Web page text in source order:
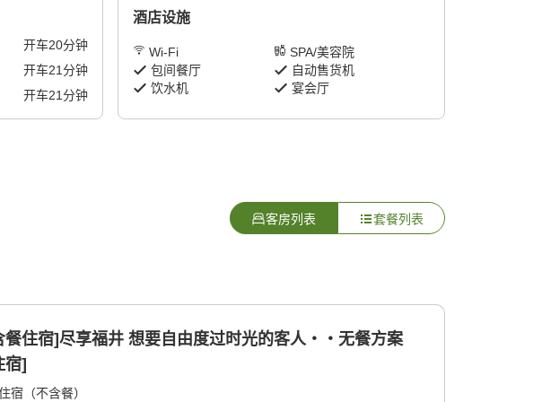
开车20分钟
开车21分钟
开车21分钟
酒店设施
Wi-Fi
SPA/美容院
包间餐厅
自动售货机
饮水机
宴会厅
客房列表 套餐列表
餐住宿]尽享福井 想要自由度过时光的客人・・无餐方案
宿]
宿（不含餐）